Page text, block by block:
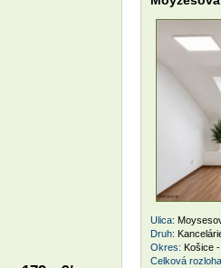
Ulica:
Druh:
Okres: Košice
Celková